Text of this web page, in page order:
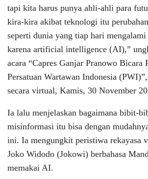
tapi kita harus punya ahli-ahli para
kira-kira akibat teknologi itu
seperti dunia yang tiap hari mengalami
karena artificial intelligence (AI),”
acara “Capres Ganjar Pranowo Bicara
Persatuan Wartawan Indonesia
secara virtual, Kamis, 30 November
Ia lalu menjelaskan bagaimana bibit-
misinformasi itu bisa dengan
ini. Ia mengungkit peristiwa rekayasa
Joko Widodo (Jokowi) berbahasa
memakai AI.